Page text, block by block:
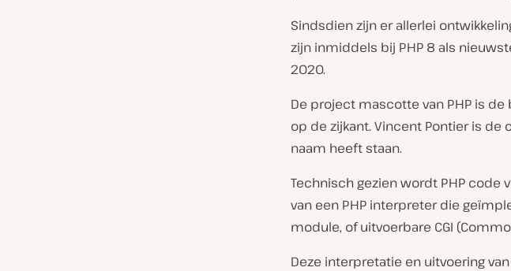
Sindsdien zijn er allerlei
zijn inmiddels bij PHP 8 als
2020.
De project mascotte van PHP is de
op de zijkant. Vincent Pontier is
naam heeft staan.
Technisch gezien wordt PHP
van een PHP interpreter die
module, of uitvoerbare CGI
Deze interpretatie en uitvoering